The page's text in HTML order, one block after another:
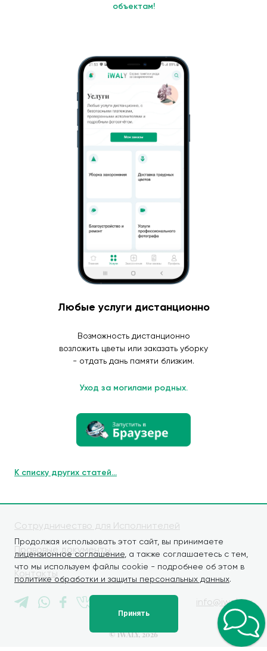
Продолжая использовать этот сайт, вы принимаете
лицензионное соглашение , а также соглашаетесь с тем,
что мы используем файлы cookie - подробнее об этом в
политике обработки и защиты персональных данных.
Принять
объектам!
Любые услуги дистанционно
Возможность дистанционно
возложить цветы или заказать уборку
- отдать дань памяти близким.
Уход за могилами родных.
К списку других статей...
Сотрудничество для Исполнителей
Правовые документы
Контакты
info@iwaly.ru
© iWALY, 2026